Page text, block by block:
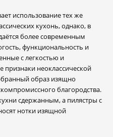
использование тех же
кухонь, однако, в
более современным
функциональность и
с легкостью и
неоклассической
образ изящно
благородства.
сдержанным, а пилястры с
нотки изящной